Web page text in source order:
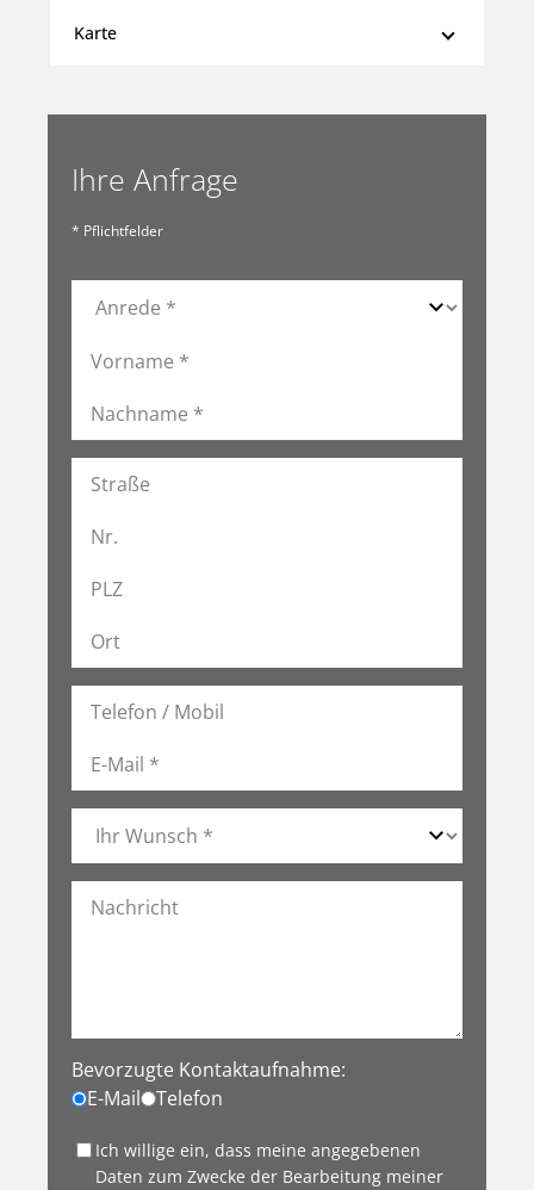
Karte
Ihre Anfrage
* Pflichtfelder
Bevorzugte Kontaktaufnahme:
E-Mail
Telefon
Ich willige ein, dass meine angegebenen
Daten zum Zwecke der Bearbeitung meiner